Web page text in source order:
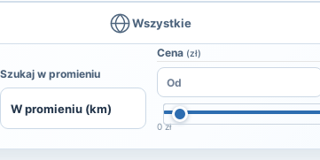
Wszystkie
Szukaj w promieniu
Cena (zł)
0 zł